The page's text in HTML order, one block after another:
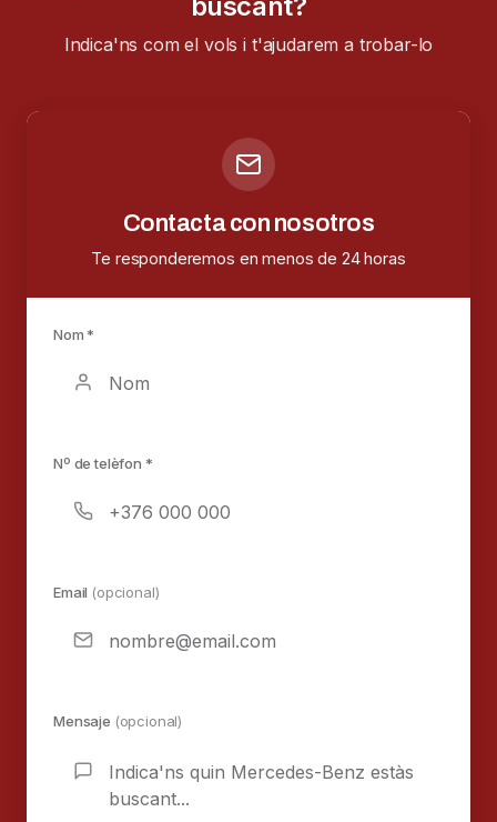
Indica'ns com el vols i t'ajudarem a trobar-lo
Contacta con nosotros
Te responderemos en menos de 24 horas
Nom *
Nº de telèfon *
Email (opcional)
Mensaje (opcional)